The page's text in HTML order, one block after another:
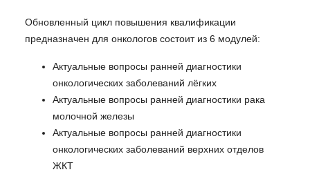
Обновленный цикл повышения квалификации
предназначен для онкологов состоит из 6 модулей:
Актуальные вопросы ранней диагностики
онкологических заболеваний лёгких
Актуальные вопросы ранней диагностики рака
молочной железы
Актуальные вопросы ранней диагностики
онкологических заболеваний верхних отделов
ЖКТ